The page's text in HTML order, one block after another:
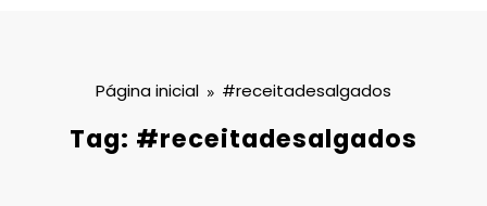
Página inicial #receitadesalgados
Tag: #receitadesalgados